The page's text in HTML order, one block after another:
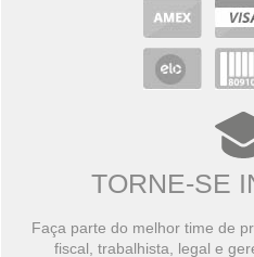
TORNE-SE
Faça parte do melhor time de
fiscal, trabalhista, legal e